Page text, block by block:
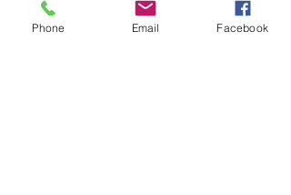
Phone Email Facebook